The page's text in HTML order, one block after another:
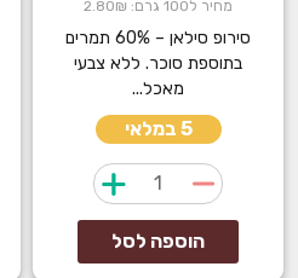
מחיר ל100 גרם: 2.80₪
סירופ סילאן – 60% תמרים
בתוספת סוכר. ללא צבעי
מאכל...
5 במלאי
כמות
של
סירופ
סילאן
הוספה לסל